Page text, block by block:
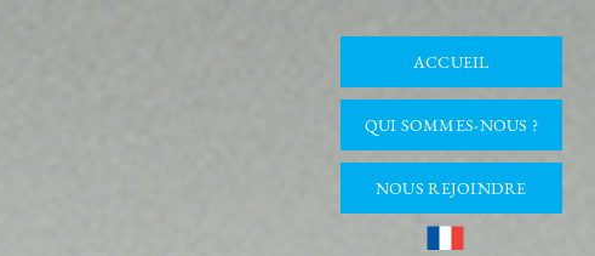
ACCUEIL
QUI SOMMES-NOUS ?
NOUS REJOINDRE